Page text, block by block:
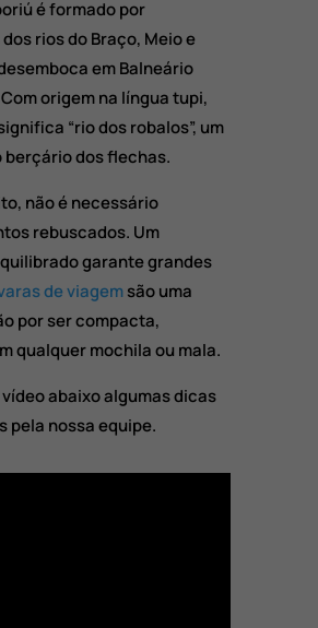
é formado por
rios do Braço, Meio e
em Balneário
origem na língua tupi,
“rio dos robalos”, um
dos flechas.
não é necessário
rebuscados. Um
garante grandes
de viagemsão uma
por ser compacta,
qualquer mochila ou mala.
abaixo algumas dicas
pela nossa equipe.